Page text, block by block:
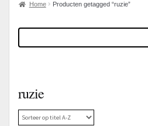
Home Producten getagged “ruzie”
ruzie